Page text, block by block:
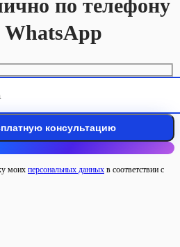
по телефону
моих персональных данных в соответствии с